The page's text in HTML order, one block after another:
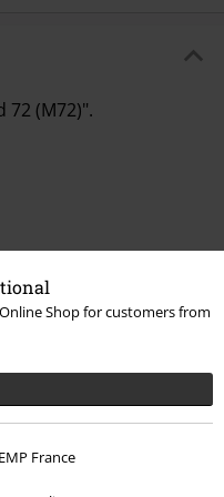
Shop for customers from
EMP France
72 (M72)".